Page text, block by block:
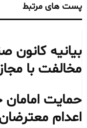
پست های مرتبط
بیانیه کانون
مخالفت با
حمایت امامان
اعدام